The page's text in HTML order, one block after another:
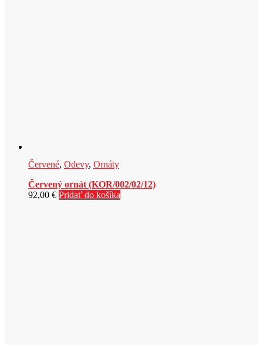
Červené, Odevy, Ornáty
Červený ornát (KOR/002/02/12)
92,00 € Pridať do košíka